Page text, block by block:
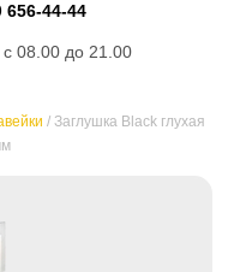
/ Заглушка Black глухая
656-44-44
08.00 до 21.00